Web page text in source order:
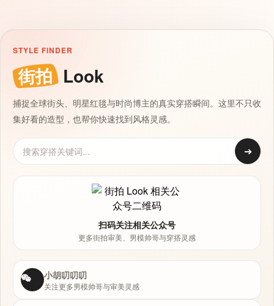
STYLE FINDER
街拍 Look
捕捉全球街头、明星红毯与时尚博主的真实穿搭瞬间。这里不只收
集好看的造型，也帮你快速找到风格灵感。
➔
扫码关注相关公众号
更多街拍审美、男模帅哥与穿搭灵感
小胡叨叨叨
关注更多男模帅哥与审美灵感